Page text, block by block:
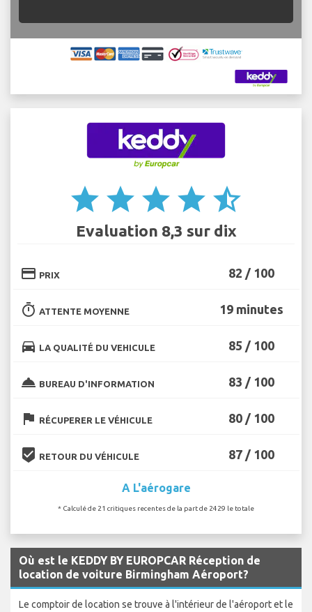
star star star star star_half
Evaluation 8,3 sur dix
credit_card PRIX 82 / 100
timer ATTENTE MOYENNE 19 minutes
directions_car LA QUALITÉ DU VEHICULE 85 / 100
room_service BUREAU D'INFORMATION 83 / 100
flag RÉCUPERER LE VÉHICULE 80 / 100
beenhere RETOUR DU VÉHICULE 87 / 100
A L'aérogare
* Calculé de 21 critiques recentes de la part de 2429 le totale
Où est le KEDDY BY EUROPCAR Réception de
location de voiture Birmingham Aéroport?
Le comptoir de location se trouve à l'intérieur de l'aéroport et le